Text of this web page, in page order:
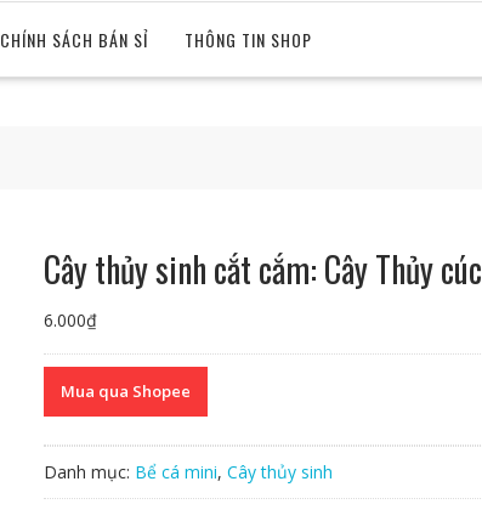
CHÍNH SÁCH BÁN SỈ THÔNG TIN SHOP
Cây thủy sinh cắt cắm: Cây Thủy cúc
6.000₫
Mua qua Shopee
Danh mục: Bể cá mini, Cây thủy sinh